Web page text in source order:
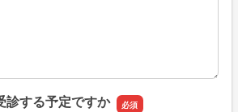
診する予定ですか